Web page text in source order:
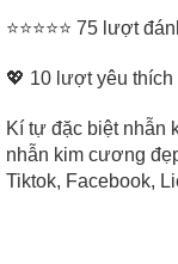
⭐⭐⭐⭐⭐ 75 lượt
💖 10 lượt yêu thích
Kí tự đặc biệt nhẫn
nhẫn kim cương
Tiktok, Facebook,